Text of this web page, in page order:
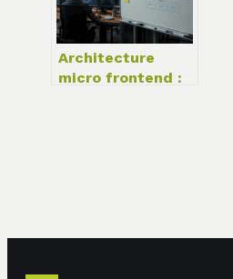
Architecture
micro frontend :